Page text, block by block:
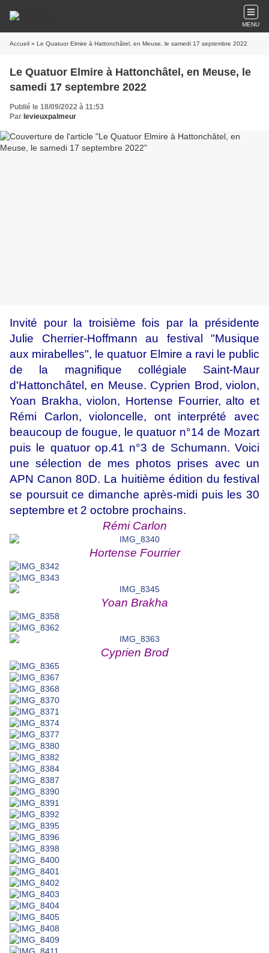
MENU
Accueil » Le Quatuor Elmire à Hattonchâtel, en Meuse, le samedi 17 septembre 2022
Le Quatuor Elmire à Hattonchâtel, en Meuse, le
samedi 17 septembre 2022
Publié le 18/09/2022 à 11:53
Par levieuxpalmeur
Invité pour la troisième fois par la présidente
Julie Cherrier-Hoffmann au festival "Musique
aux mirabelles", le quatuor Elmire a ravi le public
de la magnifique collégiale Saint-Maur
d'Hattonchâtel, en Meuse. Cyprien Brod, violon,
Yoan Brakha, violon, Hortense Fourrier, alto et
Rémi Carlon, violoncelle, ont interprété avec
beaucoup de fougue, le quatuor n°14 de Mozart
puis le quatuor op.41 n°3 de Schumann. Voici
une sélection de mes photos prises avec un
APN Canon 80D. La huitième édition du festival
se poursuit ce dimanche après-midi puis les 30
septembre et 2 octobre prochains.
Rémi Carlon
Hortense Fourrier
Yoan Brakha
Cyprien Brod